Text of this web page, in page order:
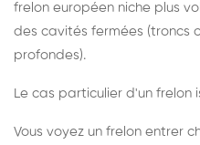
frelon européen niche plus
des cavités fermées (troncs
profondes).
Le cas particulier d'un frelon
Vous voyez un frelon entrer